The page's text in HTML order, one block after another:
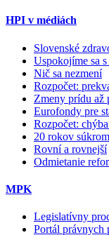
HPI v médiách
Slovenské
Uspokojíme sa
Nič sa nezmení
Rozpočet:
Zmeny prídu až
Eurofondy pre
Rozpočet:
20 rokov
Rovní a rovnejší
Odmietanie
MPK
Legislatívny
Portál právnych